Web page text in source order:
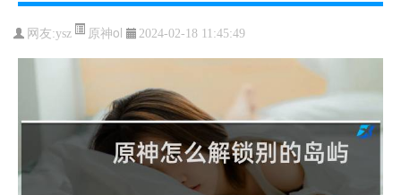
网友:ysz 原神ol 2024-02-18 11:45:49